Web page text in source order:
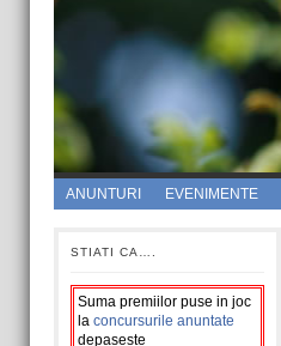
ANUNTURI EVENIMENTE
STIATI CA….
Suma premiilor puse in joc
la concursurile anuntate
depaseste